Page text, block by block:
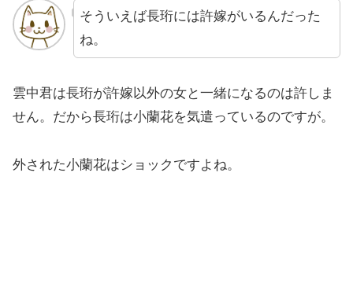
そういえば長珩には許嫁がいるんだった
ね。
雲中君は長珩が許嫁以外の女と一緒になるのは許しま
せん。だから長珩は小蘭花を気遣っているのですが。
外された小蘭花はショックですよね。